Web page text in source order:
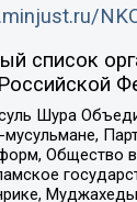
список
Шура
мусульмане,
Общество